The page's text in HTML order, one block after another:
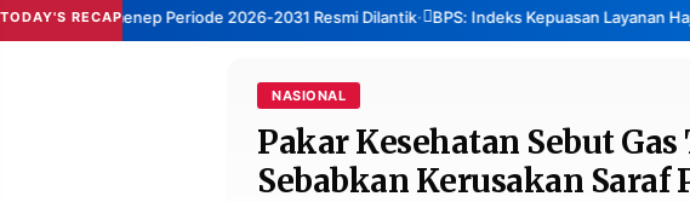
TODAY'S RECAP
TBM Sumenep Periode 2026-2031 Resmi Dilantik• BPS: Indeks Kepuasan Layanan Haji
NASIONAL
Pakar Kesehatan Sebut Gas
Sebabkan Kerusakan Saraf